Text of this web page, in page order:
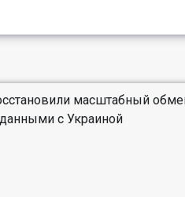
масштабный
с Украиной